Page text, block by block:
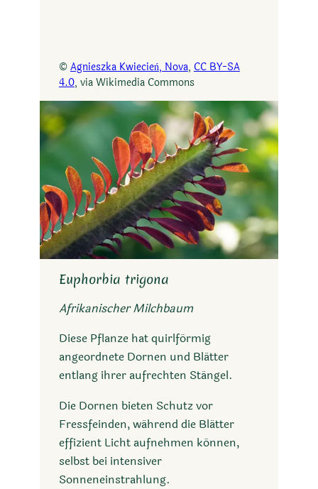
©Agnieszka Kwiecień, Nova, CC BY-SA
4.0, via Wikimedia Commons
Euphorbia trigona
Afrikanischer Milchbaum
Diese Pflanze hat quirlförmig
angeordnete Dornen und Blätter
entlang ihrer aufrechten Stängel.
Die Dornen bieten Schutz vor
Fressfeinden, während die Blätter
effizient Licht aufnehmen können,
selbst bei intensiver
Sonneneinstrahlung.